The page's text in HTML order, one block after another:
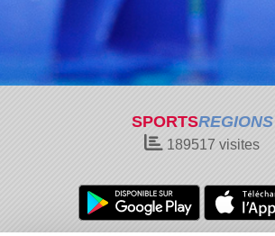
SPORTSREGIONS
189517 visites